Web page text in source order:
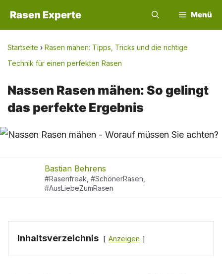
Rasen Experte Menü
Startseite › Rasen mähen: Tipps, Tricks und die richtige
Technik für einen perfekten Rasen
Nassen Rasen mähen: So gelingt
das perfekte Ergebnis
Bastian Behrens
#Rasenfreak, #SchönerRasen,
#AusLiebeZumRasen
Inhaltsverzeichnis Anzeigen